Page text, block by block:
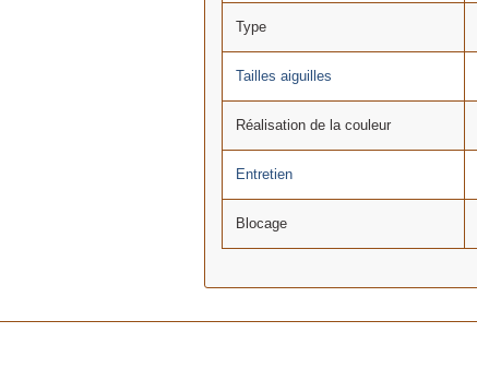
Type
Tailles aiguilles
Réalisation de la couleur
Entretien
Blocage